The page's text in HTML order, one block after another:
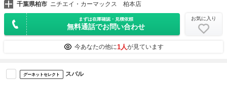
千葉県柏市 ニチエイ・カーマックス 柏本店
まずは在庫確認・見積依頼
無料通話でお問い合わせ
お気に入り
今あなたの他に1人が見ています
グーネットセレクト スバル